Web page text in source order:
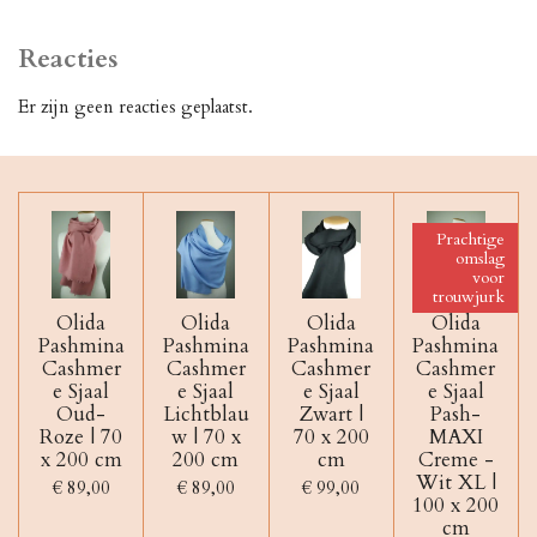
Reacties
Er zijn geen reacties geplaatst.
Olida
Pashmina
Cashmer
e Sjaal
Oud-
Roze | 70
x 200 cm
€ 89,00
Olida
Pashmina
Cashmer
e Sjaal
Lichtblau
w | 70 x
200 cm
€ 89,00
Olida
Pashmina
Cashmer
e Sjaal
Zwart |
70 x 200
cm
€ 99,00
Prachtige
omslag
voor
trouwjurk
Olida
Pashmina
Cashmer
e Sjaal
Pash-
MAXI
Creme -
Wit XL |
100 x 200
cm